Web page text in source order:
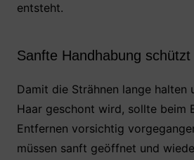
entsteht.
Sanfte Handhabung
Damit die Strähnen lange halten
Haar geschont wird, sollte beim
Entfernen vorsichtig
müssen sanft geöffnet und